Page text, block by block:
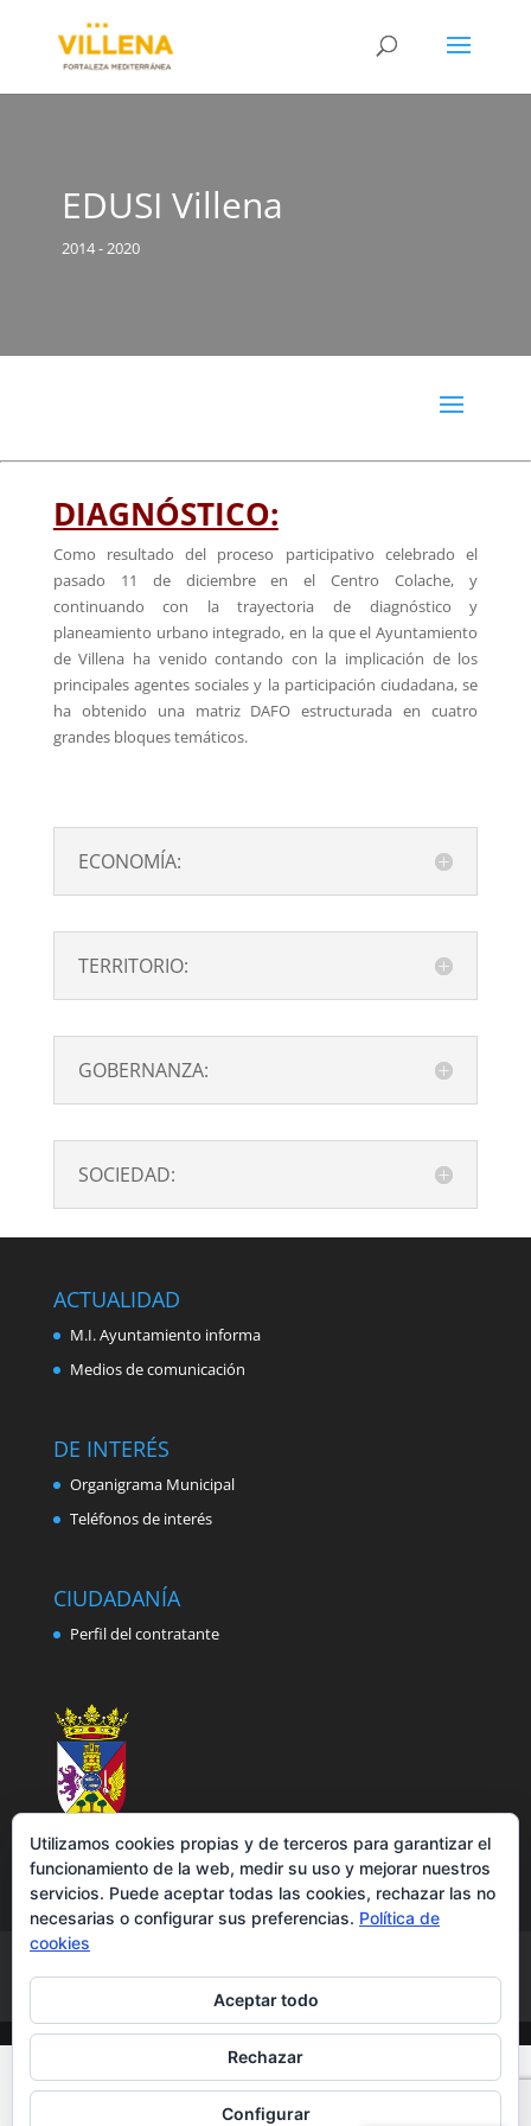
EDUSI Villena
2014 - 2020
DIAGNÓSTICO:
Como resultado del proceso participativo celebrado el
pasado 11 de diciembre en el Centro Colache, y
continuando con la trayectoria de diagnóstico y
planeamiento urbano integrado, en la que el Ayuntamiento
de Villena ha venido contando con la implicación de los
principales agentes sociales y la participación ciudadana, se
ha obtenido una matriz DAFO estructurada en cuatro
grandes bloques temáticos.
ECONOMÍA:
TERRITORIO:
GOBERNANZA:
SOCIEDAD:
ACTUALIDAD
M.I. Ayuntamiento informa
Medios de comunicación
DE INTERÉS
Organigrama Municipal
Teléfonos de interés
CIUDADANÍA
Perfil del contratante
Política de cookies
Accesibilidad
Utilizamos cookies propias y de terceros para garantizar el
funcionamiento de la web, medir su uso y mejorar nuestros
servicios. Puede aceptar todas las cookies, rechazar las no
necesarias o configurar sus preferencias. Política de
cookies
Aceptar todo
Rechazar
Configurar